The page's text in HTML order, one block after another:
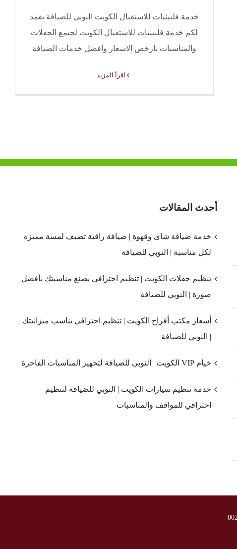
خدمة فلبينيات للاستقبال الكويت النوبي للضيافة يقمد
لكم خدمة فلبينيات للاستقبال الكويت لجيمع الحفلات
والمناسبات بارخص الاسعار وافضل خدمات الضيافة
‫اقرأ المزيد
أحدث المقالات
خدمة ضيافة شاي وقهوة | ضيافة راقية تضيف لمسة مميزة
لكل مناسبة | النوبي للضيافة
تنظيم حفلات الكويت | تنظيم احترافي يصنع مناسبتك بأفضل
صورة | النوبي للضيافة
أسعار مكتب أفراح الكويت | تنظيم احترافي يناسب ميزانيتك
| النوبي للضيافة
خيام VIP الكويت | النوبي للضيافة لتجهيز المناسبات الفاخرة
خدمة تنظيم سيارات الكويت | النوبي للضيافة لتنظيم
احترافي للمواقف والمناسبات